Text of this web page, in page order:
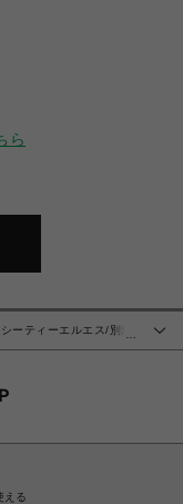
ら
…
ーティーエルエス/別注
える